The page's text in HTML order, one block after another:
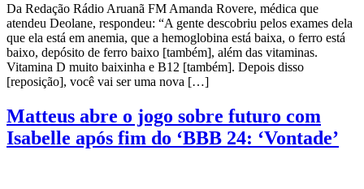
Da Redação Rádio Aruanã FM Amanda Rovere, médica que
atendeu Deolane, respondeu: “A gente descobriu pelos exames dela
que ela está em anemia, que a hemoglobina está baixa, o ferro está
baixo, depósito de ferro baixo [também], além das vitaminas.
Vitamina D muito baixinha e B12 [também]. Depois disso
[reposição], você vai ser uma nova […]
Matteus abre o jogo sobre futuro com
Isabelle após fim do ‘BBB 24: ‘Vontade’